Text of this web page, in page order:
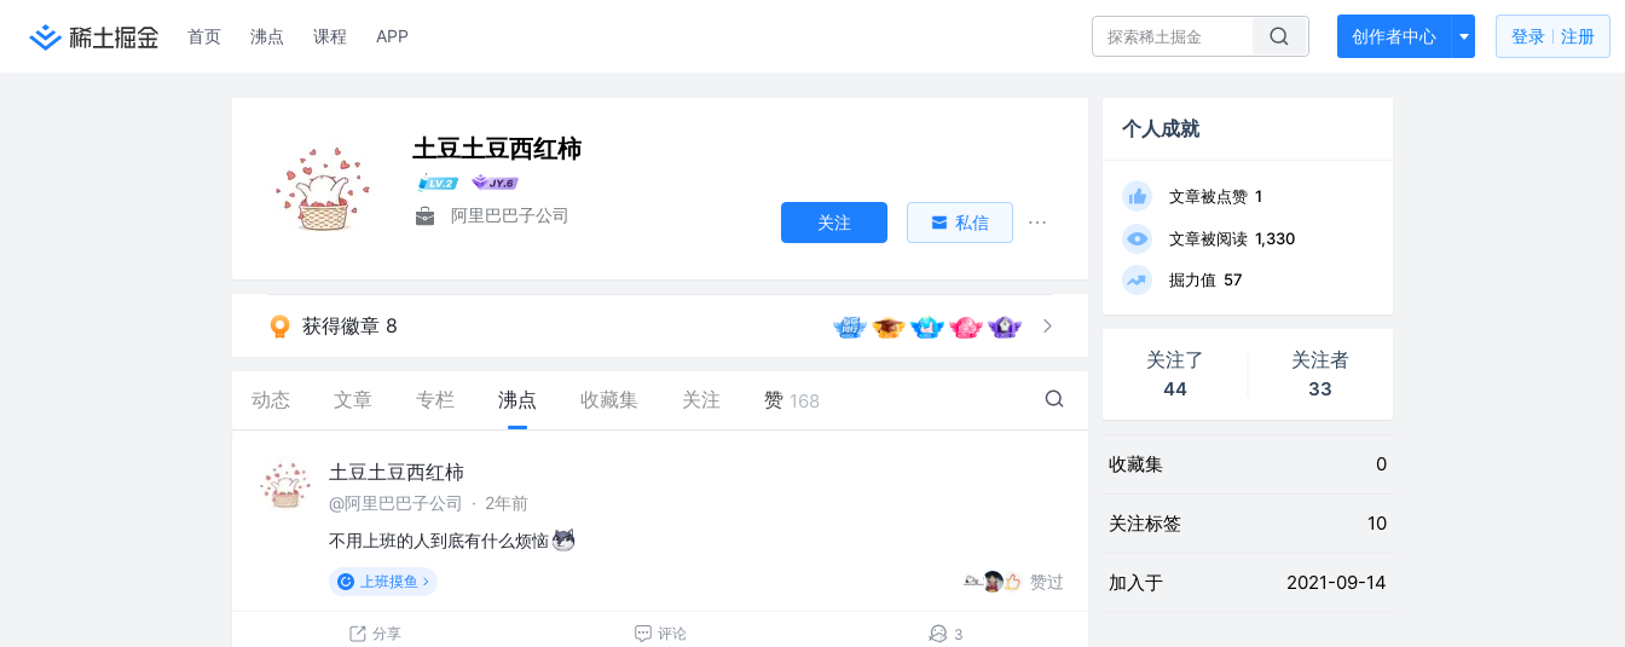
首页 沸点 课程 APP 创作者中心 登录 注册
土豆土豆西红柿
阿里巴巴子公司 关注 私信
获得徽章 8
动态 文章 专栏 沸点 收藏集 关注 赞 168
土豆土豆西红柿
@阿里巴巴子公司 · 2年前
不用上班的人到底有什么烦恼
上班摸鱼 赞过
分享 评论 3
个人成就
文章被点赞 1
文章被阅读 1,330
掘力值 57
关注了
44
关注者
33
收藏集 0
关注标签 10
加入于 2021-09-14